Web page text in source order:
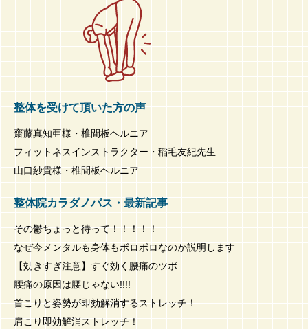
整体を受けて頂いた方の声
齋藤真知亜様・椎間板ヘルニア
フィットネスインストラクター・稲毛友紀先生
山口紗貴様・椎間板ヘルニア
整体院カラダノバス・最新記事
その鬱ちょっと待って！！！！！
なぜ今メンタルも身体もボロボロなのか説明します
【効きすぎ注意】すぐ効く腰痛のツボ
腰痛の原因は腰じゃない!!!!
首こりと姿勢が即効解消するストレッチ！
肩こり即効解消ストレッチ！